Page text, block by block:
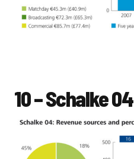
10 – Schalke 04